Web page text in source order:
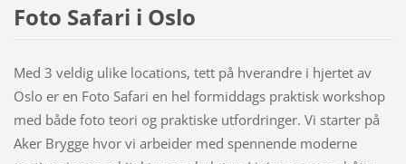
Foto Safari i Oslo
Med 3 veldig ulike locations, tett på hverandre i hjertet av
Oslo er en Foto Safari en hel formiddags praktisk workshop
med både foto teori og praktiske utfordringer. Vi starter på
Aker Brygge hvor vi arbeider med spennende moderne